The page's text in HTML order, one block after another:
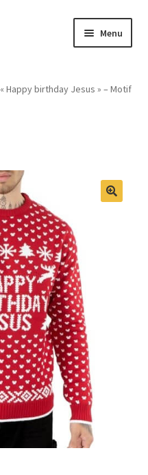
Menu
« Happy birthday Jesus » – Motif